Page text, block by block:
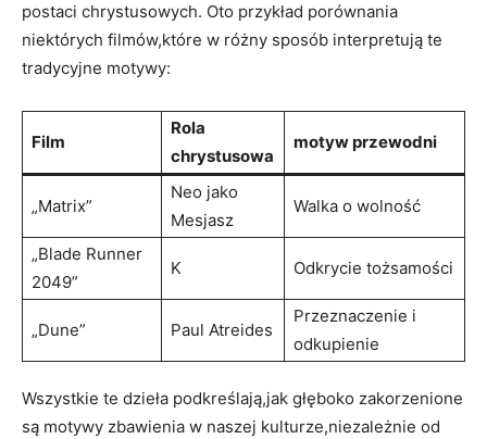
postaci chrystusowych. Oto przykład porównania
niektórych filmów,które w różny sposób interpretują te
tradycyjne motywy:
Film
Rola
chrystusowa
motyw przewodni
„Matrix”
Neo jako
Mesjasz
Walka o wolność
„Blade Runner
2049”
K Odkrycie tożsamości
„Dune” Paul Atreides
Przeznaczenie i
odkupienie
Wszystkie te dzieła podkreślają,jak głęboko zakorzenione
są motywy zbawienia w naszej kulturze,niezależnie od